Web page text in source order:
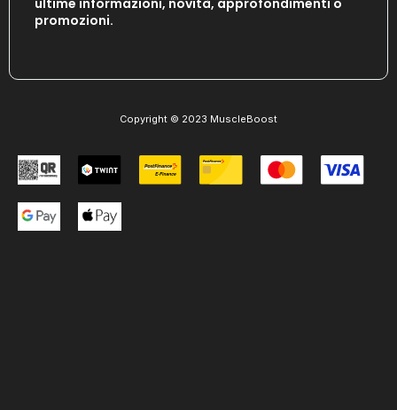
ultime informazioni, novità, approfondimenti o
promozioni.
Copyright © 2023 MuscleBoost